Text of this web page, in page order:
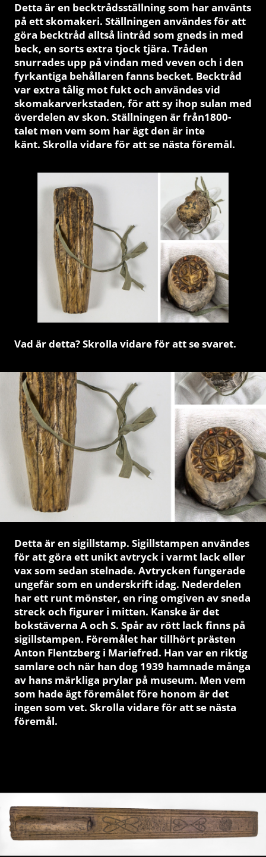
Detta är en becktrådsställningsom har använts
på ett skomakeri. Ställningen användes för att
göra becktråd alltså lintråd som gneds in med
beck, en sorts extra tjock tjära. Tråden
snurrades upp på vindan med veven och i den
fyrkantiga behållaren fanns becket. Becktråd
var extra tålig mot fukt och användes vid
skomakarverkstaden, för att sy ihop sulan med
överdelen av skon. Ställningen är från1800-
talet men vem som har ägt den är inte
känt. Skrolla vidare för att se nästa föremål.
Vad är detta? Skrolla vidare för att se svaret.
Detta är en sigillstamp. Sigillstampen användes
för att göra ett unikt avtryck i varmt lack eller
vax som sedan stelnade. Avtrycken fungerade
ungefär som en underskrift idag. Nederdelen
har ett runt mönster, en ring omgiven av sneda
streck och figurer i mitten. Kanske är det
bokstäverna A och S. Spår av rött lack finns på
sigillstampen. Föremålet har tillhört prästen
Anton Flentzberg i Mariefred. Han var en riktig
samlare och när han dog 1939 hamnade många
av hans märkliga prylar på museum. Men vem
som hade ägt föremålet före honom är det
ingen som vet. Skrolla vidare för att se nästa
föremål.